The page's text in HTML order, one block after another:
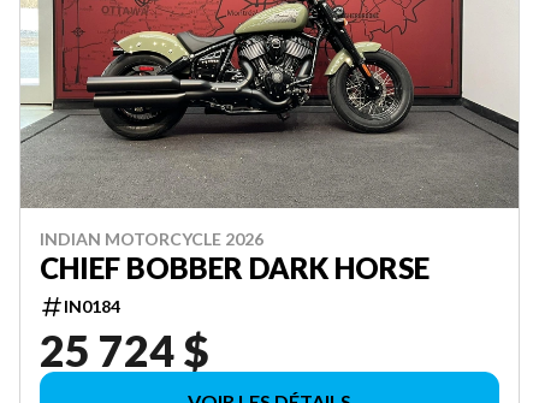
INDIAN MOTORCYCLE 2026
CHIEF BOBBER DARK HORSE
IN0184
25 724 $